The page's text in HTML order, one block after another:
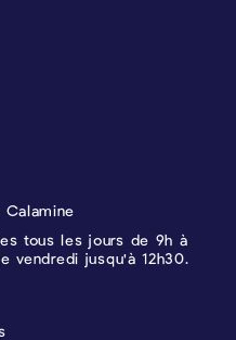
Calamine
tous les jours de 9h à
vendredi jusqu'à 12h30.
MENTIONS